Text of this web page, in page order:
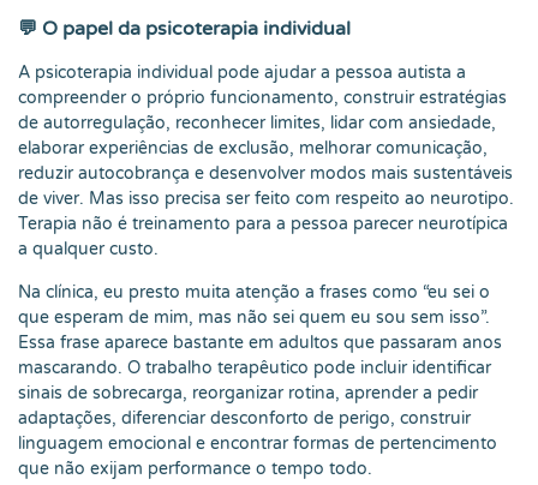
💬 O papel da psicoterapia individual
A psicoterapia individual pode ajudar a pessoa autista a
compreender o próprio funcionamento, construir estratégias
de autorregulação, reconhecer limites, lidar com ansiedade,
elaborar experiências de exclusão, melhorar comunicação,
reduzir autocobrança e desenvolver modos mais sustentáveis
de viver. Mas isso precisa ser feito com respeito ao neurotipo.
Terapia não é treinamento para a pessoa parecer neurotípica
a qualquer custo.
Na clínica, eu presto muita atenção a frases como “eu sei o
que esperam de mim, mas não sei quem eu sou sem isso”.
Essa frase aparece bastante em adultos que passaram anos
mascarando. O trabalho terapêutico pode incluir identificar
sinais de sobrecarga, reorganizar rotina, aprender a pedir
adaptações, diferenciar desconforto de perigo, construir
linguagem emocional e encontrar formas de pertencimento
que não exijam performance o tempo todo.